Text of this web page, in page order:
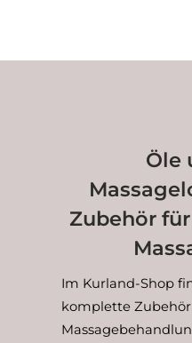
Öle
Zubehör
Im Kurland-Shop
komplette